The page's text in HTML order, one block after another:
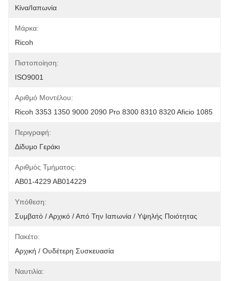
Κίνα/Ιαπωνία
Μάρκα:
Ricoh
Πιστοποίηση:
ISO9001
Αριθμό Μοντέλου:
Ricoh 3353 1350 9000 2090 Pro 8300 8310 8320 Aficio 1085
Περιγραφή:
Δίδυμο Γεράκι
Αριθμός Τμήματος:
ΑΒ01-4229 ΑΒ014229
Υπόθεση:
Συμβατό / Αρχικό / Από Την Ιαπωνία / Υψηλής Ποιότητας
Πακέτο:
Αρχική / Ουδέτερη Συσκευασία
Ναυτιλία: